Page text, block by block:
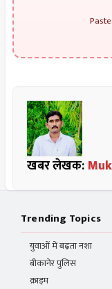
खबर लेखक:
Trending Topics
युवाओं में बढ़ता नशा
बीकानेर पुलिस
क्राइम